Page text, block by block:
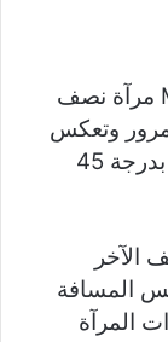
أحضر العالمان Michelson و Morley مرآة نصف
وتعكس
نصفه الآخر، وسلطا شعاع ضوء مائل بدرجة 45
الآخر
المسافة
المرآة